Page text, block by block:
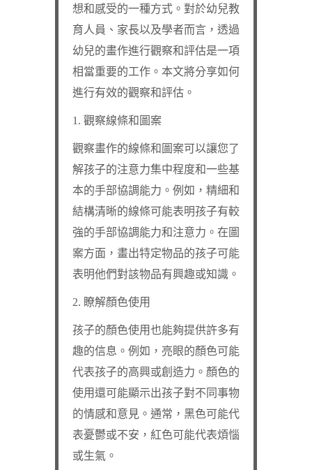
想和感受的一種方式。對於幼兒教
育人員、家長以及學者而言，透過
幼兒的畫作進行觀察和評估是一項
相當重要的工作。本文將分享如何
進行有效的觀察和評估。
1. 觀察線條和圖案
觀察畫作的線條和圖案可以讓您了
解孩子的注意力集中程度和一些基
本的手部協調能力。例如，精細和
結構清晰的線條可能表明孩子有較
強的手部協調能力和注意力。在圖
案方面，畫出特定物品的孩子可能
表明他們對該物品有興趣或知識。
2. 瞭解顏色使用
孩子的顏色使用也能夠提供許多有
趣的信息。例如，亮眼的顏色可能
代表孩子的高興或創造力。顏色的
使用還可能顯示出孩子對不同事物
的情感和意見。通常，黑色可能代
表憂鬱或不安，紅色可能代表煩惱
或生氣。